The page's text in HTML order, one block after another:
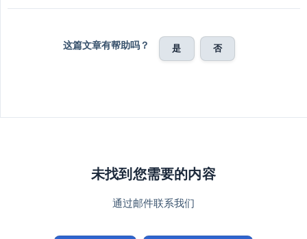
这篇文章有帮助吗？ 是 否
未找到您需要的内容
通过邮件联系我们